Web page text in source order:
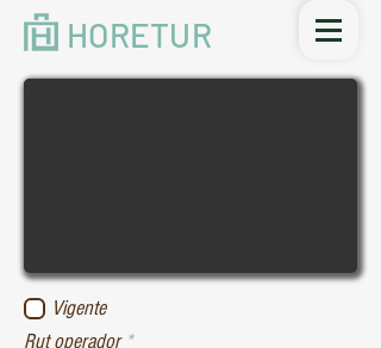
HORETUR
Vigente
Rut operador